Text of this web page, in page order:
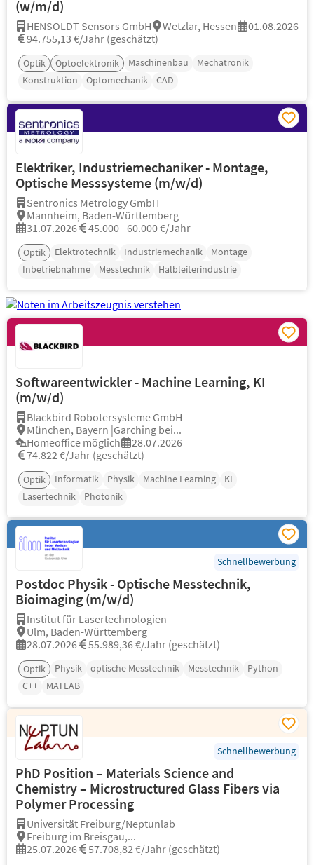
(w/m/d)
HENSOLDT Sensors GmbH Wetzlar, Hessen
01.08.2026
94.755,13 €/Jahr (geschätzt)
Optik Optoelektronik Maschinenbau
Mechatronik
Konstruktion
Optomechanik CAD
Elektriker, Industriemechaniker - Montage,
Optische Messsysteme (m/w/d)
Sentronics Metrology GmbH
Mannheim, Baden-Württemberg
31.07.2026
45.000 - 60.000 €/Jahr
Optik Elektrotechnik Industriemechanik
Montage
Inbetriebnahme
Messtechnik Halbleiterindustrie
Softwareentwickler - Machine Learning, KI
(m/w/d)
Blackbird Robotersysteme GmbH
München, Bayern |Garching bei...
Homeoffice möglich
28.07.2026
74.822 €/Jahr (geschätzt)
Optik Informatik Physik Machine Learning
KI
Lasertechnik
Photonik
Schnellbewerbung
Postdoc Physik - Optische Messtechnik,
Bioimaging (m/w/d)
Institut für Lasertechnologien
Ulm, Baden-Württemberg
28.07.2026
55.989,36 €/Jahr (geschätzt)
Optik Physik optische Messtechnik Messtechnik
Python
C++
MATLAB
Schnellbewerbung
PhD Position – Materials Science and
Chemistry – Microstructured Glass Fibers via
Polymer Processing
Universität Freiburg/Neptunlab
Freiburg im Breisgau,...
25.07.2026
57.708,82 €/Jahr (geschätzt)